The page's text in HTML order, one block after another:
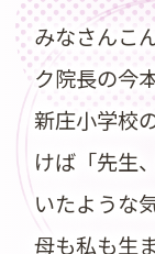
みなさんこ
ク院長の今
新庄小学校
けば「先生
いたような
母も私も生